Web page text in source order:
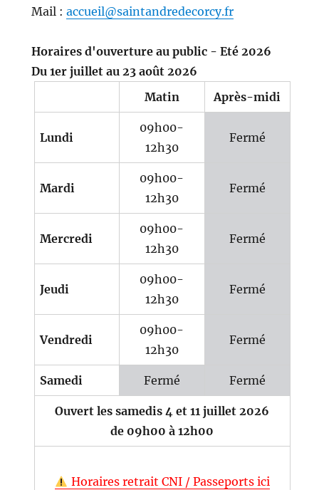
Mail : accueil@saintandredecorcy.fr
Horaires d'ouverture au public - Eté 2026
Du 1er juillet au 23 août 2026
Matin
Après-midi
Lundi
09h00-
12h30
Fermé
Mardi
09h00-
12h30
Fermé
Mercredi
09h00-
12h30
Fermé
Jeudi
09h00-
12h30
Fermé
Vendredi
09h00-
12h30
Fermé
Samedi Fermé Fermé
Ouvert les samedis 4 et 11 juillet 2026
de 09h00 à 12h00
Horaires retrait CNI / Passeports ici